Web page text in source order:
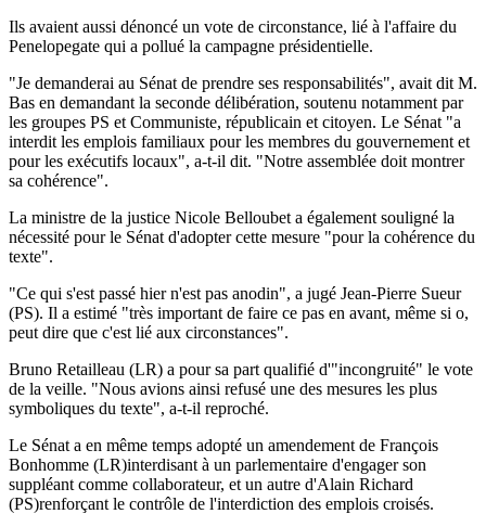
Ils avaient aussi dénoncé un vote de circonstance, lié à l'affaire du
Penelopegate qui a pollué la campagne présidentielle.
"Je demanderai au Sénat de prendre ses responsabilités", avait dit M.
Bas en demandant la seconde délibération, soutenu notamment par
les groupes PS et Communiste, républicain et citoyen. Le Sénat "a
interdit les emplois familiaux pour les membres du gouvernement et
pour les exécutifs locaux", a-t-il dit. "Notre assemblée doit montrer
sa cohérence".
La ministre de la justice Nicole Belloubet a également souligné la
nécessité pour le Sénat d'adopter cette mesure "pour la cohérence du
texte".
"Ce qui s'est passé hier n'est pas anodin", a jugé Jean-Pierre Sueur
(PS). Il a estimé "très important de faire ce pas en avant, même si o,
peut dire que c'est lié aux circonstances".
Bruno Retailleau (LR) a pour sa part qualifié d'"incongruité" le vote
de la veille. "Nous avions ainsi refusé une des mesures les plus
symboliques du texte", a-t-il reproché.
Le Sénat a en même temps adopté un amendement de François
Bonhomme (LR)interdisant à un parlementaire d'engager son
suppléant comme collaborateur, et un autre d'Alain Richard
(PS)renforçant le contrôle de l'interdiction des emplois croisés.